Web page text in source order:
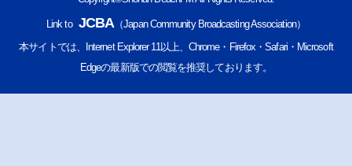
Link to JCBA（Japan Community Broadcasting Association）
本サイトでは、Internet Explorer 11以上、Chrome・Firefox・Safari・Microsoft
Edgeの最新版での閲覧を推奨しております。